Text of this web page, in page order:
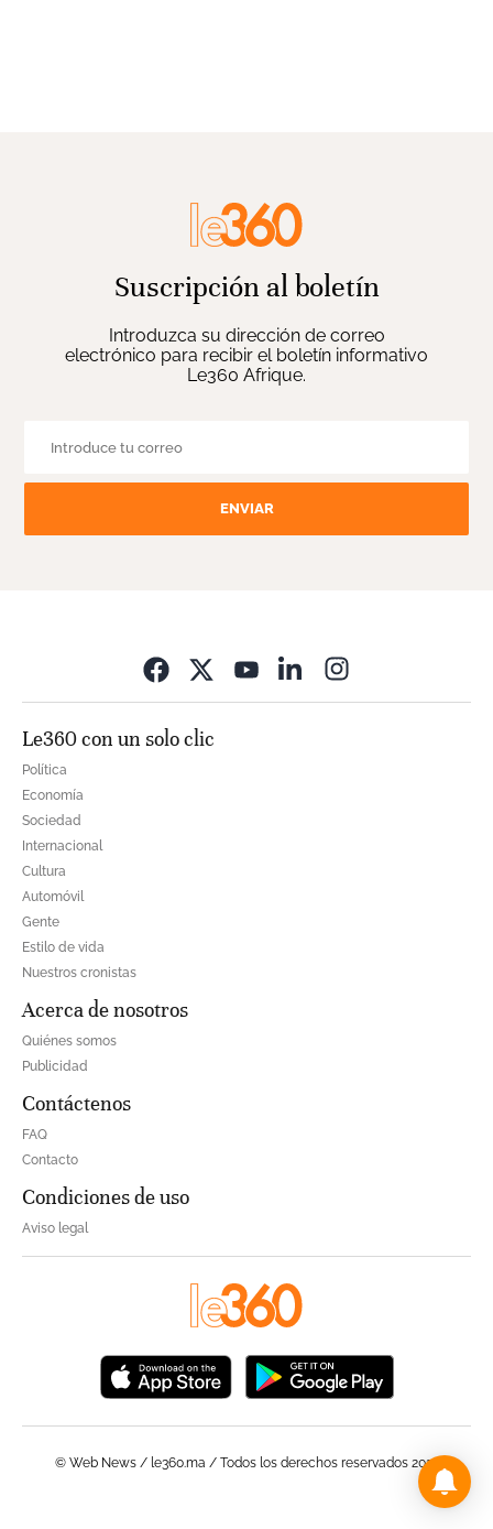
Suscripción al boletín
Introduzca su dirección de correo
electrónico para recibir el boletín informativo
Le360 Afrique.
ENVIAR
Le360 con un solo clic
Política
Economía
Sociedad
Internacional
Cultura
Automóvil
Gente
Estilo de vida
Nuestros cronistas
Acerca de nosotros
Quiénes somos
Publicidad
Contáctenos
FAQ
Contacto
Condiciones de uso
Aviso legal
© Web News / le360.ma / Todos los derechos reservados 2023